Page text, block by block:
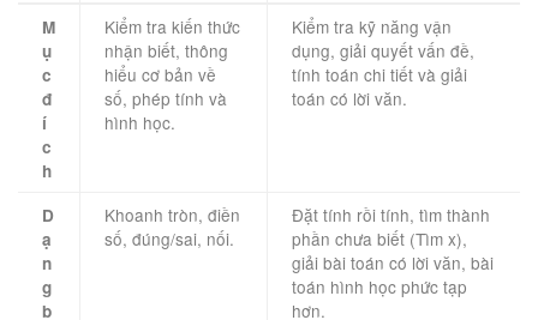
M
ụ
c
đ
í
c
h
Kiểm tra kiến thức
nhận biết, thông
hiểu cơ bản về
số, phép tính và
hình học.
Kiểm tra kỹ năng vận
dụng, giải quyết vấn đề,
tính toán chi tiết và giải
toán có lời văn.
D
ạ
n
g
b
Khoanh tròn, điền
số, đúng/sai, nối.
Đặt tính rồi tính, tìm thành
phần chưa biết (Tìm x),
giải bài toán có lời văn, bài
toán hình học phức tạp
hơn.